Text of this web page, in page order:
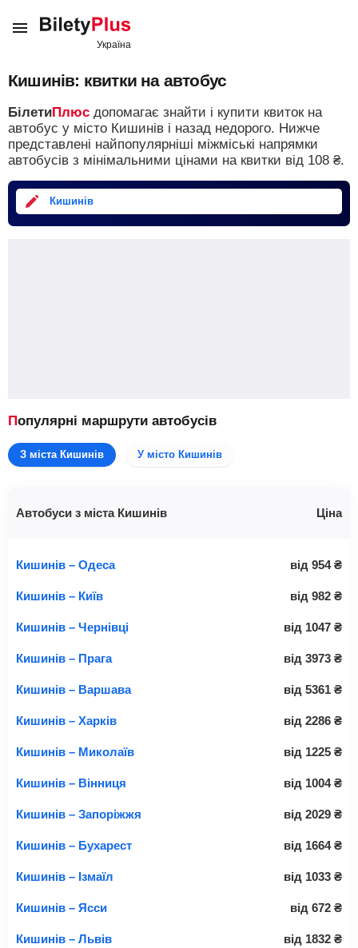
Кишинів: квитки на автобус
БілетиПлюс допомагає знайти і купити квиток на
автобус у місто Кишинів і назад недорого. Нижче
представлені найпопулярніші міжміські напрямки
автобусів з мінімальними цінами на квитки від 108 ₴.
Кишинів
Популярні маршрути автобусів
З міста Кишинів У місто Кишинів
Автобуси з міста Кишинів Ціна
Кишинів – Одеса від 954 ₴
Кишинів – Київ від 982 ₴
Кишинів – Чернівці від 1047 ₴
Кишинів – Прага від 3973 ₴
Кишинів – Варшава від 5361 ₴
Кишинів – Харків від 2286 ₴
Кишинів – Миколаїв від 1225 ₴
Кишинів – Вінниця від 1004 ₴
Кишинів – Запоріжжя від 2029 ₴
Кишинів – Бухарест від 1664 ₴
Кишинів – Ізмаїл від 1033 ₴
Кишинів – Ясси від 672 ₴
Кишинів – Львів від 1832 ₴